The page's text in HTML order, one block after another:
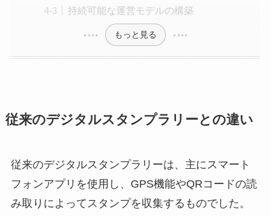
持続可能な運営モデルの構築
もっと見る
従来のデジタルスタンプラリーとの違い
従来のデジタルスタンプラリーは、主にスマート
フォンアプリを使用し、GPS機能やQRコードの読
み取りによってスタンプを収集するものでした。